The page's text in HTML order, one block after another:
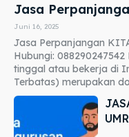
Jasa
Juni 16, 2025
Jasa Perpanjangan
Hubungi:
tinggal atau bekerja di
Terbatas) merupakan